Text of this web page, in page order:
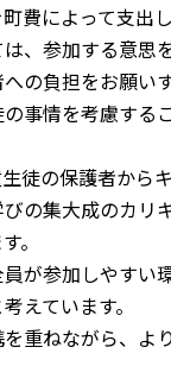
費によって支出し
、参加する意
の負担をお願い
事情を考慮する
徒の保護者から
の集大成のカリ
。
が参加しやす
えています。
重ねながら、